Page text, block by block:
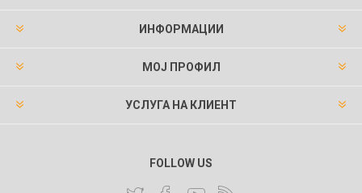
ИНФОРМАЦИИ
МОЈ ПРОФИЛ
УСЛУГА НА КЛИЕНТ
FOLLOW US